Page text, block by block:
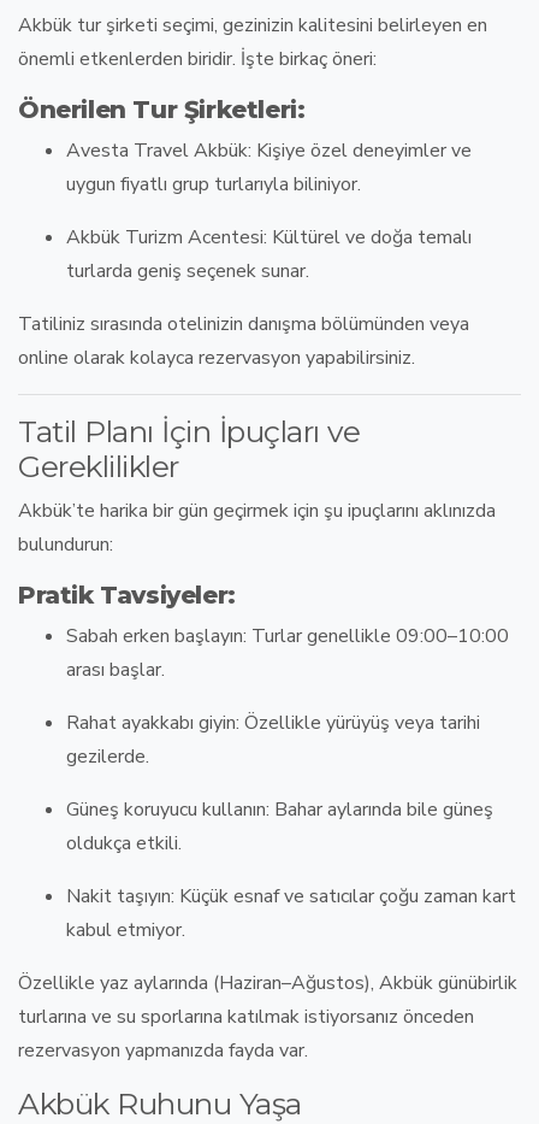
Akbük tur şirketi seçimi, gezinizin kalitesini belirleyen en
önemli etkenlerden biridir. İşte birkaç öneri:
Önerilen Tur Şirketleri:
Avesta Travel Akbük: Kişiye özel deneyimler ve
uygun fiyatlı grup turlarıyla biliniyor.
Akbük Turizm Acentesi: Kültürel ve doğa temalı
turlarda geniş seçenek sunar.
Tatiliniz sırasında otelinizin danışma bölümünden veya
online olarak kolayca rezervasyon yapabilirsiniz.
Tatil Planı İçin İpuçları ve
Gereklilikler
Akbük’te harika bir gün geçirmek için şu ipuçlarını aklınızda
bulundurun:
Pratik Tavsiyeler:
Sabah erken başlayın: Turlar genellikle 09:00–10:00
arası başlar.
Rahat ayakkabı giyin: Özellikle yürüyüş veya tarihi
gezilerde.
Güneş koruyucu kullanın: Bahar aylarında bile güneş
oldukça etkili.
Nakit taşıyın: Küçük esnaf ve satıcılar çoğu zaman kart
kabul etmiyor.
Özellikle yaz aylarında (Haziran–Ağustos), Akbük günübirlik
turlarına ve su sporlarına katılmak istiyorsanız önceden
rezervasyon yapmanızda fayda var.
Akbük Ruhunu Yaşa